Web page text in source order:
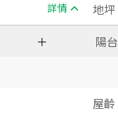
詳情 地坪
＋ 陽台
屋齡